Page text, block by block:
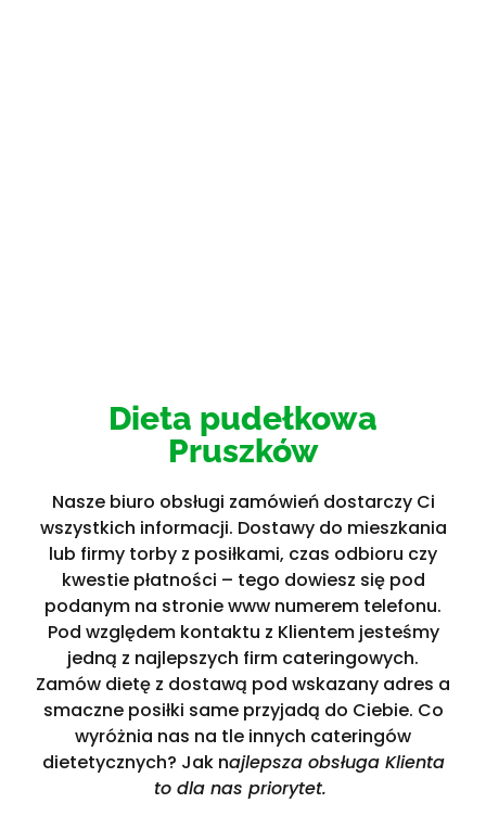
Dieta pudełkowa
Pruszków
Nasze biuro obsługi zamówień dostarczy Ci
wszystkich informacji. Dostawy do mieszkania
lub firmy torby z posiłkami, czas odbioru czy
kwestie płatności – tego dowiesz się pod
podanym na stronie www numerem telefonu.
Pod względem kontaktu z Klientem jesteśmy
jedną z najlepszych firm cateringowych.
Zamów dietę z dostawą pod wskazany adres a
smaczne posiłki same przyjadą do Ciebie. Co
wyróżnia nas na tle innych cateringów
dietetycznych? Jak najlepsza obsługa Klienta
to dla nas priorytet.